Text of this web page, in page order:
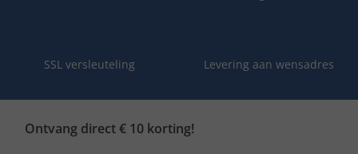
SSL versleuteling Levering aan wensadres
Ontvang direct € 10 korting!